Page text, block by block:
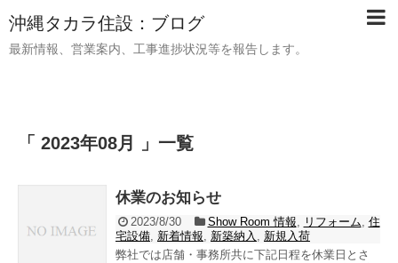
沖縄タカラ住設：ブログ
最新情報、営業案内、工事進捗状況等を報告します。
「 2023年08月 」一覧
休業のお知らせ
2023/8/30 Show Room 情報 リフォーム 住
宅設備 新着情報 新築納入
新規入荷
弊社では店舗・事務所共に下記日程を休業日とさ